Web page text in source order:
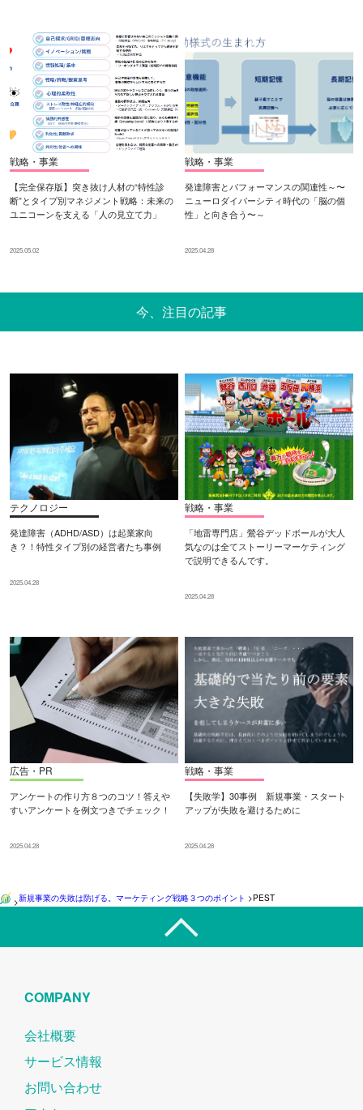
戦略・事業
【完全保存版】突き抜け人材の“特性診
断”とタイプ別マネジメント戦略：未来の
ユニコーンを支える「人の見立て力」
2025.05.02
戦略・事業
発達障害とパフォーマンスの関連性～〜
ニューロダイバーシティ時代の「脳の個
性」と向き合う〜～
2025.04.28
今、注目の記事
テクノロジー
発達障害（ADHD/ASD）は起業家向
き？！特性タイプ別の経営者たち事例
2025.04.28
戦略・事業
「地雷専門店」鶯谷デッドボールが大人
気なのは全てストーリーマーケティング
で説明できるんです。
2025.04.28
広告・PR
アンケートの作り方８つのコツ！答えや
すいアンケートを例文つきでチェック！
2025.04.28
戦略・事業
【失敗学】30事例 新規事業・スタート
アップが失敗を避けるために
2025.04.28
>新規事業の失敗は防げる。マーケティング戦略３つのポイント >PEST
COMPANY
会社概要
サービス情報
お問い合わせ